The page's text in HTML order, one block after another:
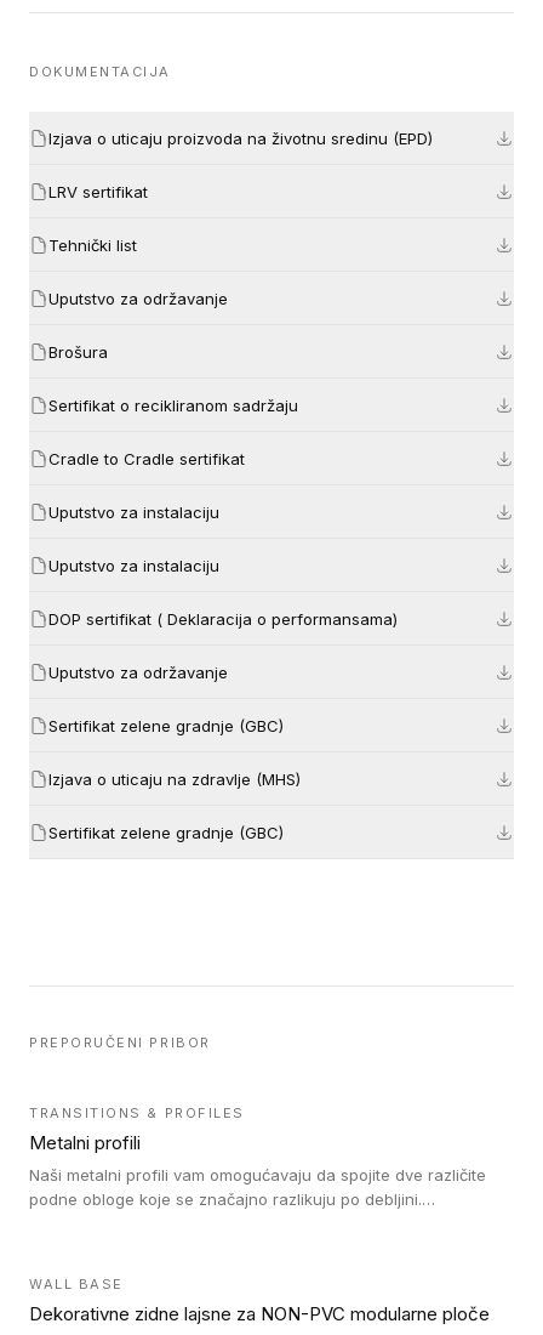
DOKUMENTACIJA
Izjava o uticaju proizvoda na životnu sredinu (EPD)
LRV sertifikat
Tehnički list
Uputstvo za održavanje
Brošura
Sertifikat o recikliranom sadržaju
Cradle to Cradle sertifikat
Uputstvo za instalaciju
Uputstvo za instalaciju
DOP sertifikat ( Deklaracija o performansama)
Uputstvo za održavanje
Sertifikat zelene gradnje (GBC)
Izjava o uticaju na zdravlje (MHS)
Sertifikat zelene gradnje (GBC)
PREPORUČENI PRIBOR
TRANSITIONS & PROFILES
Metalni profili
Naši metalni profili vam omogućavaju da spojite dve različite
podne obloge koje se značajno razlikuju po debljini.
WALL BASE
Dekorativne zidne lajsne za NON-PVC modularne ploče